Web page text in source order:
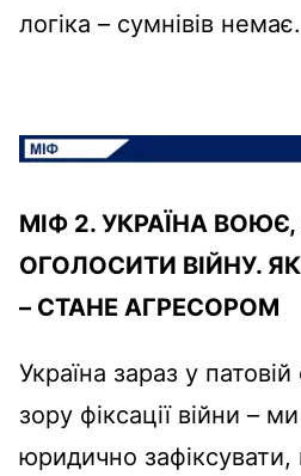
логіка – сумнівів немає.
МІФ 2. УКРАЇНА
ОГОЛОСИТИ ВІЙНУ.
– СТАНЕ АГРЕСОРОМ
Україна зараз у патовій
зору фіксації війни –
юридично зафіксувати,